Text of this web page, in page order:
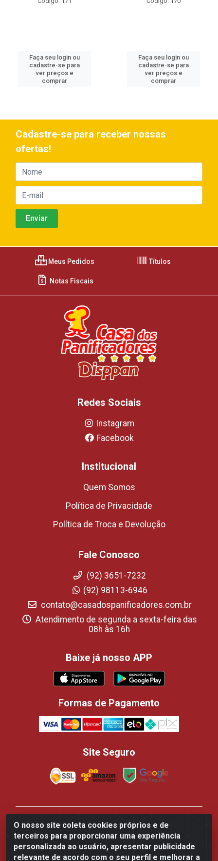
Faça seu login ou
cadastre-se para
ver preços e
comprar
Faça seu login ou
cadastre-se para
ver preços e
comprar
O nosso site coleta cookies próprios e de
terceiros para proporcionar uma experiência
personalizada ao usuário, apresentar publicidade
relevante de acordo com o seu perfil e melhorar a
Cadastre-se para receber nossas
ofertas!
Meus Pedidos Títulos
Notas Fiscais
Redes Sociais
Instagram
Facebook
Institucional
Quem Somos
Política de Privacidade
Política de Troca e Devolução
Fale Conosco
(92) 3651-7232
(92) 98113-6946
contato@casadospanificadores.com.br
Atendimento de segunda a sexta-feira das
08h às 16h
Baixe já nosso APP
Formas de Pagamento
Site Seguro
Casa dos Panificadores Disppan Distribuidora de
Produtos Para Panificação - Rua Beija-flor Vermelho,
700 - Tarumã, Manaus/AM - CEP 69.041-050 - CNPJ
84.502.145/0002-61